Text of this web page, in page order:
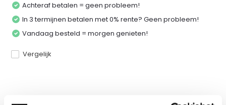
Achteraf betalen = geen probleem!
In 3 termijnen betalen met 0% rente? Geen probleem!
Vandaag besteld = morgen genieten!
Vergelijk